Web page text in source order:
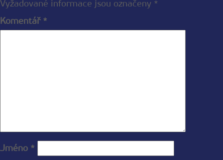
Vyžadované informace jsou označeny *
Komentář *
Jméno *